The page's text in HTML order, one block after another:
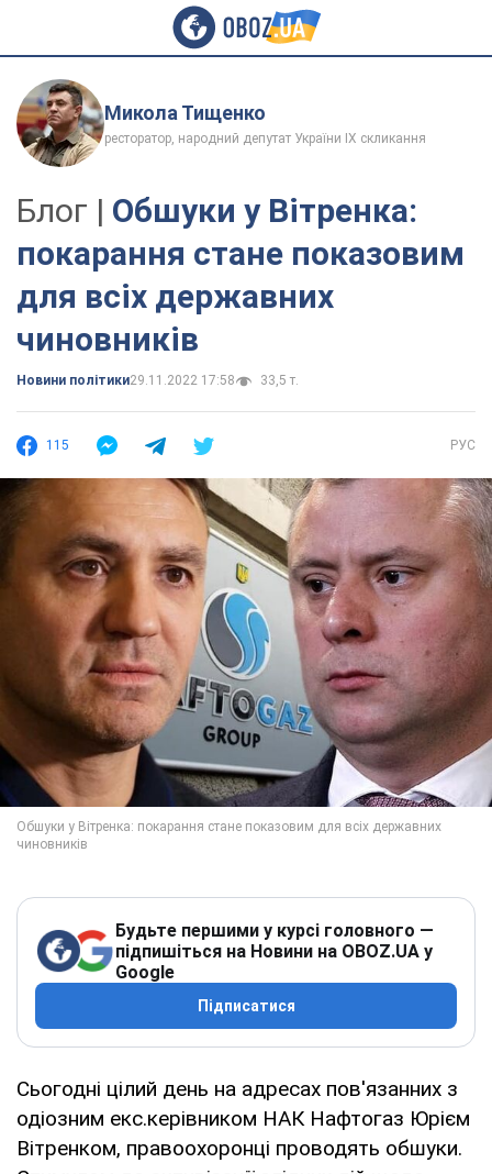
Микола Тищенко
ресторатор, народний депутат України IX скликання
Блог | Обшуки у Вітренка:
покарання стане показовим
для всіх державних
чиновників
Новини політики29.11.2022 17:58 33,5 т.
115 РУС
Будьте першими у курсі головного —
підпишіться на Новини на OBOZ.UA у
Google
Підписатися
Сьогодні цілий день на адресах пов'язанних з
одіозним екс.керівником НАК Нафтогаз Юрієм
Вітренком, правоохоронці проводять обшуки.